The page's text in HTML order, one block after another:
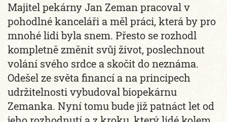
Majitel pekárny Jan Zeman pracoval v
pohodlné kanceláři a měl práci, která by pro
mnohé lidi byla snem. Přesto se rozhodl
kompletně změnit svůj život, poslechnout
volání svého srdce a skočit do neznáma.
Odešel ze světa financí a na principech
udržitelnosti vybudoval biopekárnu
Zemanka. Nyní tomu bude již patnáct let od